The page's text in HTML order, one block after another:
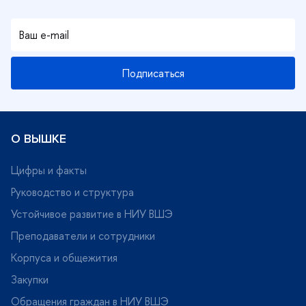
Подписаться
О ВЫШКЕ
Цифры и факты
Руководство и структура
Устойчивое развитие в НИУ ВШЭ
Преподаватели и сотрудники
Корпуса и общежития
Закупки
Обращения граждан в НИУ ВШЭ